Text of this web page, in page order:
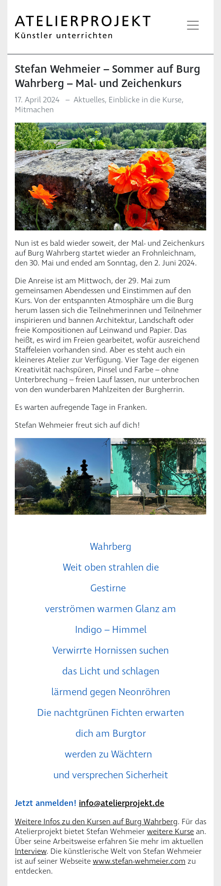
Stefan Wehmeier – Sommer auf Burg
Wahrberg – Mal- und Zeichenkurs
17. April 2024 – Aktuelles, Einblicke in die Kurse,
Mitmachen
Nun ist es bald wieder soweit, der Mal- und Zeichenkurs
auf Burg Wahrberg startet wieder an Frohnleichnam,
den 30. Mai und ended am Sonntag, den 2. Juni 2024.
Die Anreise ist am Mittwoch, der 29. Mai zum
gemeinsamen Abendessen und Einstimmen auf den
Kurs. Von der entspannten Atmosphäre um die Burg
herum lassen sich die Teilnehmerinnen und Teilnehmer
inspirieren und bannen Architektur, Landschaft oder
freie Kompositionen auf Leinwand und Papier. Das
heißt, es wird im Freien gearbeitet, wofür ausreichend
Staffeleien vorhanden sind. Aber es steht auch ein
kleineres Atelier zur Verfügung. Vier Tage der eigenen
Kreativität nachspüren, Pinsel und Farbe – ohne
Unterbrechung – freien Lauf lassen, nur unterbrochen
von den wunderbaren Mahlzeiten der Burgherrin.
Es warten aufregende Tage in Franken.
Stefan Wehmeier freut sich auf dich!
Wahrberg
Weit oben strahlen die
Gestirne
verströmen warmen Glanz am
Indigo – Himmel
Verwirrte Hornissen suchen
das Licht und schlagen
lärmend gegen Neonröhren
Die nachtgrünen Fichten erwarten
dich am Burgtor
werden zu Wächtern
und versprechen Sicherheit
Jetzt anmelden! info@atelierprojekt.de
Weitere Infos zu den Kursen auf Burg Wahrberg. Für das
Atelierprojekt bietet Stefan Wehmeierweitere Kursean.
Über seine Arbeitsweise erfahren Sie mehr im aktuellen
Interview. Die künstlerische Welt von Stefan Wehmeier
ist auf seiner Webseitewww.stefan-wehmeier.com zu
entdecken.